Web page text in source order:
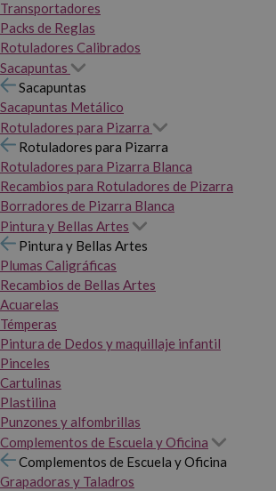
Transportadores
Packs de Reglas
Rotuladores Calibrados
Sacapuntas
Sacapuntas
Sacapuntas Metálico
Rotuladores para Pizarra
Rotuladores para Pizarra
Rotuladores para Pizarra Blanca
Recambios para Rotuladores de Pizarra
Borradores de Pizarra Blanca
Pintura y Bellas Artes
Pintura y Bellas Artes
Plumas Caligráficas
Recambios de Bellas Artes
Acuarelas
Témperas
Pintura de Dedos y maquillaje infantil
Pinceles
Cartulinas
Plastilina
Punzones y alfombrillas
Complementos de Escuela y Oficina
Complementos de Escuela y Oficina
Grapadoras y Taladros